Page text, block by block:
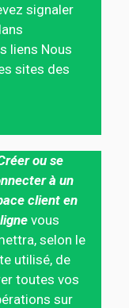
signaler
liens Nous
sites des
ou se
à un
client en
ligne vous
selon le
utilisé, de
toutes vos
sur